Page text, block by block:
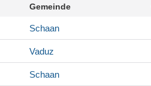
Gemeinde
Schaan
Vaduz
Schaan